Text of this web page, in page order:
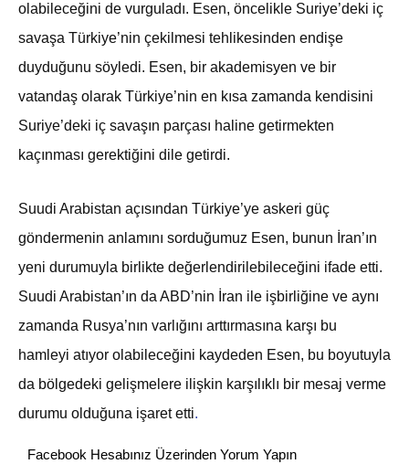
olabileceğini de vurguladı. Esen, öncelikle Suriye’deki iç
savaşa Türkiye’nin çekilmesi tehlikesinden endişe
duyduğunu söyledi. Esen, bir akademisyen ve bir
vatandaş olarak Türkiye’nin en kısa zamanda kendisini
Suriye’deki iç savaşın parçası haline getirmekten
kaçınması gerektiğini dile getirdi.
Suudi Arabistan açısından Türkiye’ye askeri güç
göndermenin anlamını sorduğumuz Esen, bunun İran’ın
yeni durumuyla birlikte değerlendirilebileceğini ifade etti.
Suudi Arabistan’ın da ABD’nin İran ile işbirliğine ve aynı
zamanda Rusya’nın varlığını arttırmasına karşı bu
hamleyi atıyor olabileceğini kaydeden Esen, bu boyutuyla
da bölgedeki gelişmelere ilişkin karşılıklı bir mesaj verme
durumu olduğuna işaret etti.
Facebook Hesabınız Üzerinden Yorum Yapın